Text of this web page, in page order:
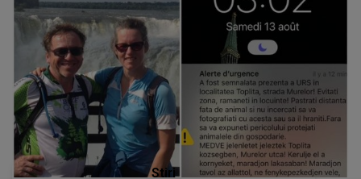
Stiri